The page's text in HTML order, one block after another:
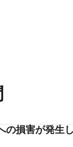
の損害が発生